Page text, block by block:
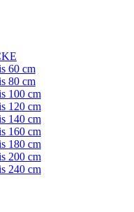
60 cm
80 cm
100 cm
120 cm
140 cm
160 cm
180 cm
200 cm
240 cm